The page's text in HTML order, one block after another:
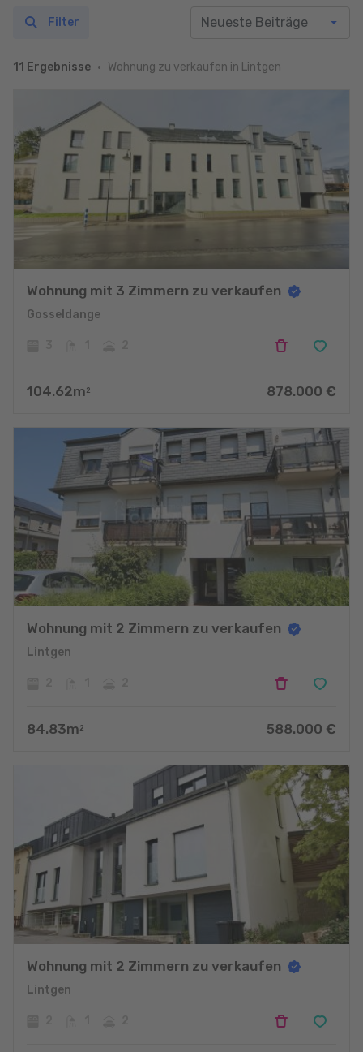
11 Ergebnisse Wohnung zu verkaufen in Lintgen
Filter
Wohnung mit 3 Zimmern zu verkaufen
Gosseldange
104.62m 2 878.000 €
Wohnung mit 2 Zimmern zu verkaufen
Lintgen
84.83m 2 588.000 €
Wohnung mit 2 Zimmern zu verkaufen
Lintgen